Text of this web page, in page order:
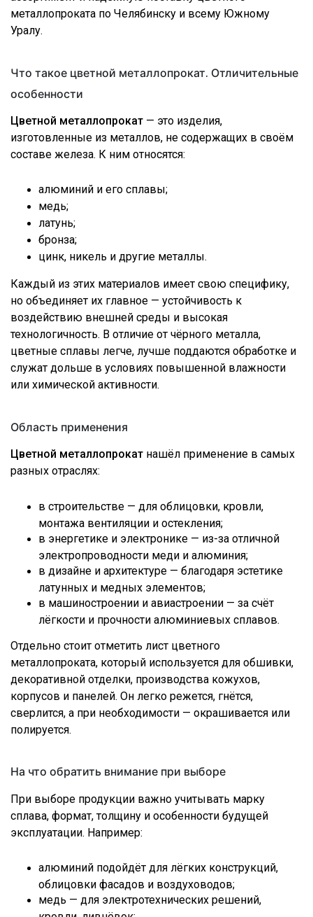
металлопроката по Челябинску и всему Южному
Уралу.
Что такое цветной металлопрокат. Отличительные
особенности
Цветной металлопрокат — это изделия,
изготовленные из металлов, не содержащих в своём
составе железа. К ним относятся:
алюминий и его сплавы;
медь;
латунь;
бронза;
цинк, никель и другие металлы.
Каждый из этих материалов имеет свою специфику,
но объединяет их главное — устойчивость к
воздействию внешней среды и высокая
технологичность. В отличие от чёрного металла,
цветные сплавы легче, лучше поддаются обработке и
служат дольше в условиях повышенной влажности
или химической активности.
Область применения
Цветной металлопрокат нашёл применение в самых
разных отраслях:
в строительстве — для облицовки, кровли,
монтажа вентиляции и остекления;
в энергетике и электронике — из-за отличной
электропроводности меди и алюминия;
в дизайне и архитектуре — благодаря эстетике
латунных и медных элементов;
в машиностроении и авиастроении — за счёт
лёгкости и прочности алюминиевых сплавов.
Отдельно стоит отметить лист цветного
металлопроката, который используется для обшивки,
декоративной отделки, производства кожухов,
корпусов и панелей. Он легко режется, гнётся,
сверлится, а при необходимости — окрашивается или
полируется.
На что обратить внимание при выборе
При выборе продукции важно учитывать марку
сплава, формат, толщину и особенности будущей
эксплуатации. Например:
алюминий подойдёт для лёгких конструкций,
облицовки фасадов и воздуховодов;
медь — для электротехнических решений,